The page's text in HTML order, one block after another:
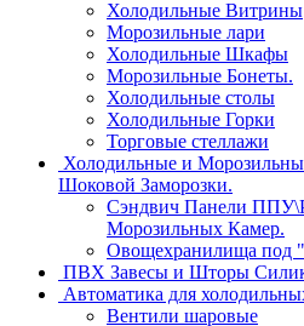
Холодильные Витрины
Морозильные лари
Холодильные Шкафы
Морозильные Бонеты.
Холодильные столы
Холодильные Горки
Торговые стеллажи
Холодильные и
Шоковой Заморозки.
Сэндвич Панели
Морозильных Камер.
Овощехранилища под
ПВХ Завесы и Шторы
Автоматика для
Вентили шаровые